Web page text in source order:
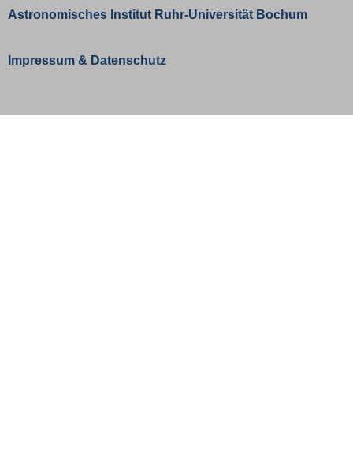
Astronomisches Institut Ruhr-Universität Bochum
Impressum & Datenschutz